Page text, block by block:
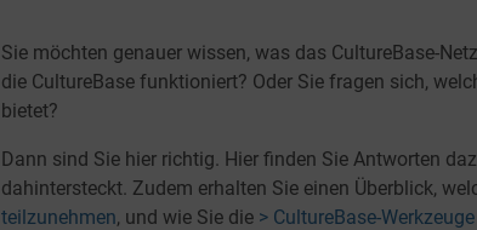
Sie möchten genauer wissen, was das CultureBase-
die CultureBase funktioniert? Oder Sie fragen sich,
bietet?
Dann sind Sie hier richtig. Hier finden Sie Antworten
dahintersteckt. Zudem erhalten Sie einen Überblick,
teilzunehmen, und wie Sie die > CultureBase-Werkzeuge